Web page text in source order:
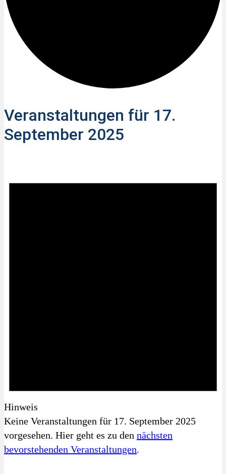
Veranstaltungen für 17.
September 2025
Hinweis
Keine Veranstaltungen für 17. September 2025
vorgesehen. Hier geht es zu den nächsten
bevorstehenden Veranstaltungen.